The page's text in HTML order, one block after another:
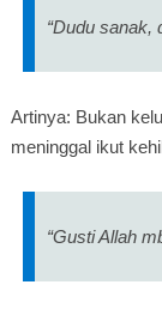
“Dudu sanak,
Artinya: Bukan
meninggal ikut
“Gusti Allah